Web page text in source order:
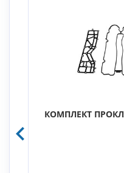
КОМПЛЕКТ